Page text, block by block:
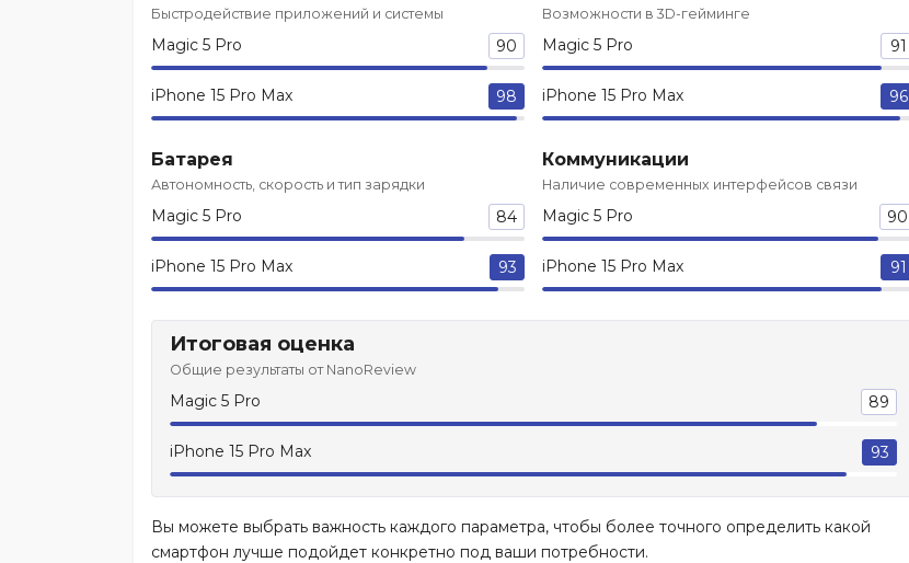
Быстродействие приложений и системы
Magic 5 Pro 90
iPhone 15 Pro Max 98
Возможности в 3D-гейминге
Magic 5 Pro 91
iPhone 15 Pro Max 96
Батарея
Автономность, скорость и тип зарядки
Magic 5 Pro 84
iPhone 15 Pro Max 93
Коммуникации
Наличие современных интерфейсов связи
Magic 5 Pro 90
iPhone 15 Pro Max 91
Итоговая оценка
Общие результаты от NanoReview
Magic 5 Pro 89
iPhone 15 Pro Max 93
Вы можете выбрать важность каждого параметра, чтобы более точного определить какой
смартфон лучше подойдет конкретно под ваши потребности.